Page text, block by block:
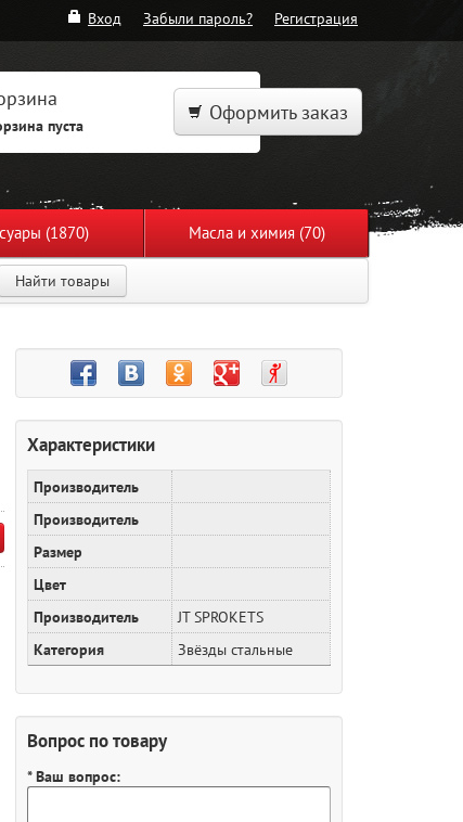
Вход Забыли пароль? Регистрация
пуста
Оформить заказ
(1870) Масла и химия (70)
Найти товары
Характеристики
Производитель
Производитель
Размер
Цвет
Производитель
JT SPROKETS
Категория
Звёзды стальные
Вопрос по товару
* Ваш вопрос: